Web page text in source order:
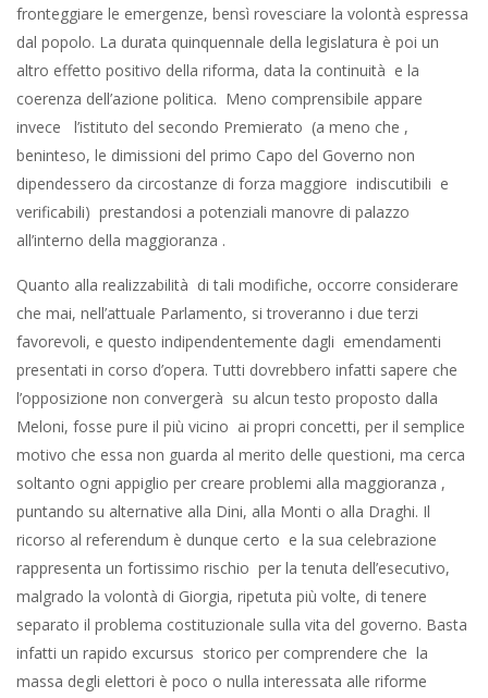
fronteggiare le emergenze, bensì rovesciare la volontà espressa
dal popolo. La durata quinquennale della legislatura è poi un
altro effetto positivo della riforma, data la continuità e la
coerenza dell’azione politica. Meno comprensibile appare
invece l’istituto del secondo Premierato (a meno che ,
beninteso, le dimissioni del primo Capo del Governo non
dipendessero da circostanze di forza maggiore indiscutibili e
verificabili) prestandosi a potenziali manovre di palazzo
all’interno della maggioranza .
Quanto alla realizzabilità di tali modifiche, occorre considerare
che mai, nell’attuale Parlamento, si troveranno i due terzi
favorevoli, e questo indipendentemente dagli emendamenti
presentati in corso d’opera. Tutti dovrebbero infatti sapere che
l’opposizione non convergerà su alcun testo proposto dalla
Meloni, fosse pure il più vicino ai propri concetti, per il semplice
motivo che essa non guarda al merito delle questioni, ma cerca
soltanto ogni appiglio per creare problemi alla maggioranza ,
puntando su alternative alla Dini, alla Monti o alla Draghi. Il
ricorso al referendum è dunque certo e la sua celebrazione
rappresenta un fortissimo rischio per la tenuta dell’esecutivo,
malgrado la volontà di Giorgia, ripetuta più volte, di tenere
separato il problema costituzionale sulla vita del governo. Basta
infatti un rapido excursus storico per comprendere che la
massa degli elettori è poco o nulla interessata alle riforme